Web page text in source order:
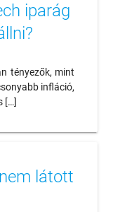
iparág
tényezők, mint
infláció,
[…]
látott